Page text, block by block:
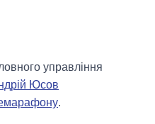
управління
Юсов
.